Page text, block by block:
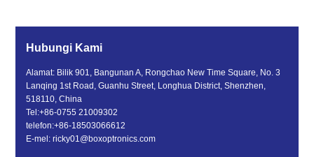
Hubungi Kami
Alamat: Bilik 901, Bangunan A, Rongchao New Time Square, No. 3
Lanqing 1st Road, Guanhu Street, Longhua District, Shenzhen,
518110, China
Tel:+86-0755 21009302
telefon:+86-18503066612
E-mel:ricky01@boxoptronics.com